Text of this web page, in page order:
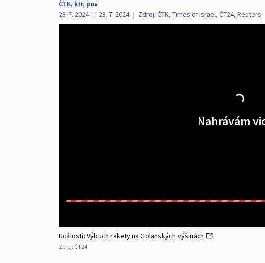
ČTK, ktr, pov
28. 7. 2024
28. 7. 2024 | Zdroj: ČTK, Times of Israel, ČT24, Reuters
Nahrávám
Události: Výbuch rakety na Golanských výšinách
Zdroj: ČT24